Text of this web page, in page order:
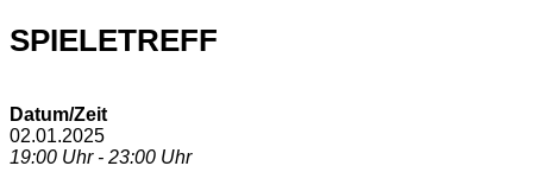
SPIELETREFF
Datum/Zeit
02.01.2025
19:00 Uhr - 23:00 Uhr